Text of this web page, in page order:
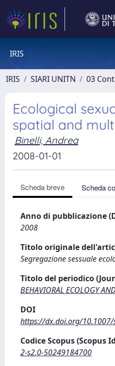
IRIS
IRIS SIARI UNITN 03
Ecological
spatial and
Binelli, Andrea
2008-01-01
Scheda breve Scheda
Anno di pubblicazione
2008
Titolo originale
Segregazione sessuale
Titolo del periodico
BEHAVIORAL ECOLOGY
DOI
https://dx.doi.org/
Codice Scopus (Scopus
2-s2.0-50249184700